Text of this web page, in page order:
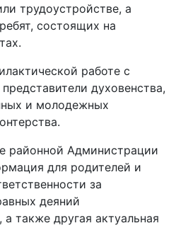
трудоустройстве, а
состоящих на
работе с
духовенства,
и молодежных
районной Администрации
для родителей и
за
деяний
также другая актуальная